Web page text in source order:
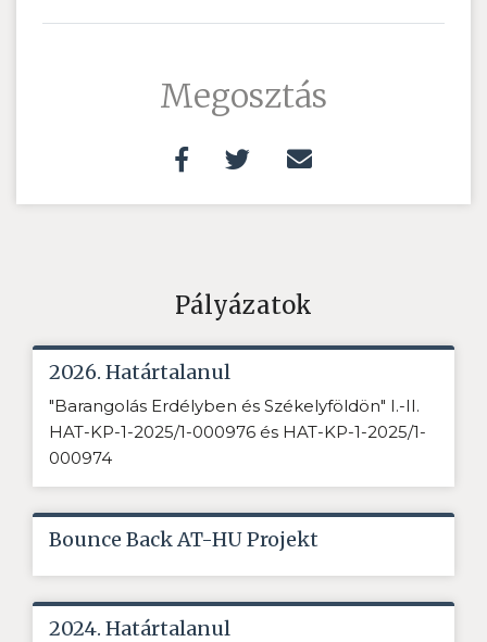
Megosztás
Pályázatok
2026. Határtalanul
"Barangolás Erdélyben és Székelyföldön" I.-II.
HAT-KP-1-2025/1-000976 és HAT-KP-1-2025/1-
000974
Bounce Back AT-HU Projekt
2024. Határtalanul